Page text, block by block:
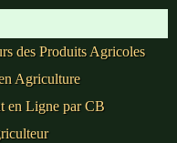
des Produits Agricoles
Agriculture
en Ligne par CB